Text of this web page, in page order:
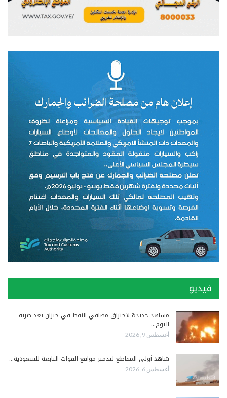
فيديو
مشاهد جديدة لاحتراق مصافي النفط في جيزان بعد ضربة
اليوم…
أغسطس 9, 2026
شاهد أولى المقاطع لتدمير مواقع القوات التابعة للسعودية…
أغسطس 6, 2026